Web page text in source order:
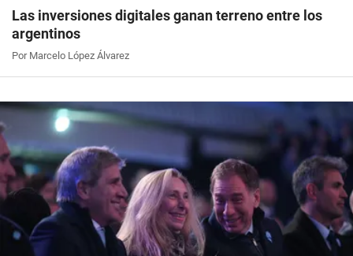
Las inversiones digitales ganan terreno entre los
argentinos
Por Marcelo López Álvarez